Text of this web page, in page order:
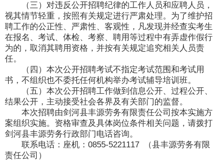
（三）对违反公开招聘纪律的工作人员和应聘人员，
视其情节轻重，按照有关规定进行严肃处理。为了维护招
聘工作的公正性、严肃性、客观性，凡发现并经查实考生
在报名、考试、体检、考察、聘用等过程中有弄虚作假行
为的，取消其聘用资格，并按有关规定追究相关人员责
任。
（四）本次公开招聘考试不指定考试范围和考试用
书，不组织也不委托任何机构举办考试辅导培训班。
（五）本次公开招聘工作做到信息公开、过程公开、
结果公开，主动接受社会各界及有关部门的监督。
本次招聘由剑河县丰源劳务有限责任公司按本实施方
案组织实施。资格审查及具体岗位条件相关问题，请拨打
剑河县丰源劳务行政部门电话咨询。
联系电话：座机：0855-5221117 （县丰源劳务有限
责任公司）